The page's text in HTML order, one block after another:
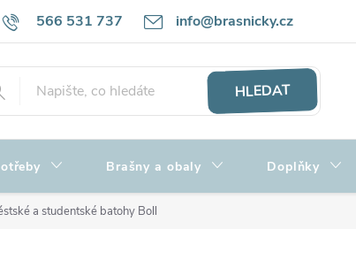
566 531 737 info@brasnicky.cz
podmínky Zpracování osobních údajů Hodnocení obchodu
HLEDAT
Brašny a obaly Doplňky
a studentské batohy Boll